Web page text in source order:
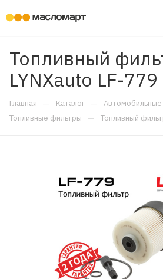
Топливный
LYNXauto LF-779
Главная — Каталог —
Топливные фильтры — Топливный